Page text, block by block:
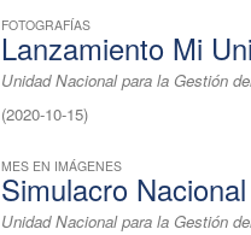
FOTOGRAFÍAS
Lanzamiento Mi
Unidad Nacional para la Gestión
(2020-10-15)
MES EN IMÁGENES
Simulacro Nacional
Unidad Nacional para la Gestión